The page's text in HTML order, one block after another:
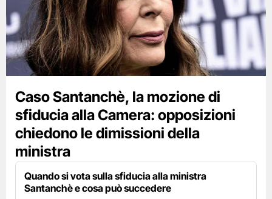
Caso Santanchè, la mozione di
sfiducia alla Camera: opposizioni
chiedono le dimissioni della
ministra
Quando si vota sulla sfiducia alla ministra
Santanchè e cosa può succedere